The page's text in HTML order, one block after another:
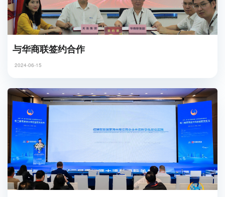
与华商联签约合作
2024-06-15